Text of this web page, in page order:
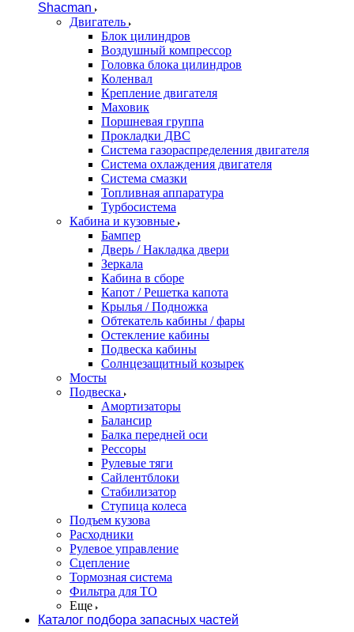
Shacman
Двигатель
Блок цилиндров
Воздушный компрессор
Головка блока цилиндров
Коленвал
Крепление двигателя
Маховик
Поршневая группа
Прокладки ДВС
Система газораспределения двигателя
Система охлаждения двигателя
Система смазки
Топливная аппаратура
Турбосистема
Кабина и кузовные
Бампер
Дверь / Накладка двери
Зеркала
Кабина в сборе
Капот / Решетка капота
Крылья / Подножка
Обтекатель кабины / фары
Остекление кабины
Подвеска кабины
Солнцезащитный козырек
Мосты
Подвеска
Амортизаторы
Балансир
Балка передней оси
Рессоры
Рулевые тяги
Сайлентблоки
Стабилизатор
Ступица колеса
Подъем кузова
Расходники
Рулевое управление
Сцепление
Тормозная система
Фильтра для ТО
Еще
Каталог подбора запасных частей